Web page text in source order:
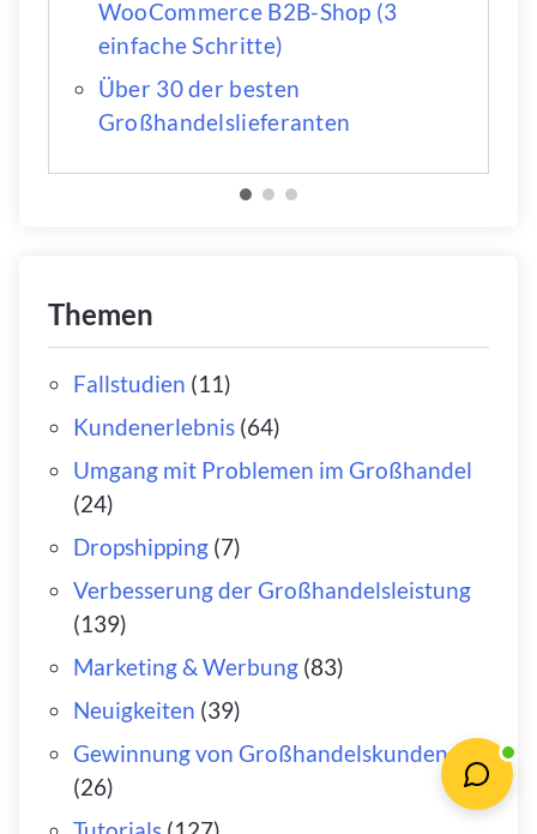
WooCommerce B2B-Shop (3
einfache Schritte)
Über 30 der besten
Großhandelslieferanten
Themen
Fallstudien (11)
Kundenerlebnis(64)
Umgang mit Problemen im Großhandel
(24)
Dropshipping(7)
Verbesserung der Großhandelsleistung
(139)
Marketing & Werbung(83)
Neuigkeiten (39)
Gewinnung von Großhandelskunden
(26)